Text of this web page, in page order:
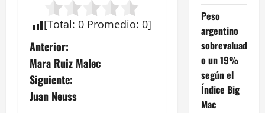
[Total: 0 Promedio: 0]
N
a
v
Anterior:
Mara Ruiz Malec
Siguiente:
Juan Neuss
Peso
argentino
sobrevaluad
o un 19%
según el
Índice Big
Mac